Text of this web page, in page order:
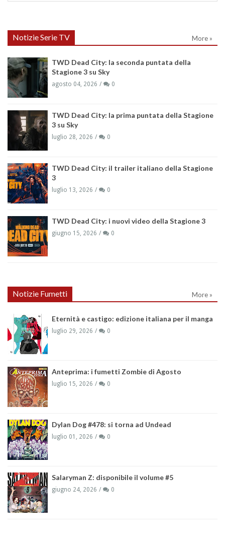
Notizie Serie TV More »
TWD Dead City: la seconda puntata della
Stagione 3 su Sky
agosto 04, 2026 0
TWD Dead City: la prima puntata della Stagione
3 su Sky
luglio 28, 2026 0
TWD Dead City: il trailer italiano della Stagione
3
luglio 13, 2026 0
TWD Dead City: i nuovi video della Stagione 3
giugno 15, 2026 0
Notizie Fumetti More »
Eternità e castigo: edizione italiana per il manga
luglio 29, 2026 0
Anteprima: i fumetti Zombie di Agosto
luglio 15, 2026 0
Dylan Dog #478: si torna ad Undead
luglio 01, 2026 0
Salaryman Z: disponibile il volume #5
giugno 24, 2026 0